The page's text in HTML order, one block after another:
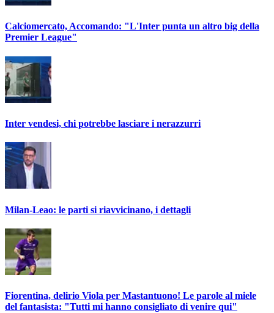
Calciomercato, Accomando: "L'Inter punta un altro big della
Premier League"
Inter vendesi, chi potrebbe lasciare i nerazzurri
Milan-Leao: le parti si riavvicinano, i dettagli
Fiorentina, delirio Viola per Mastantuono! Le parole al miele
del fantasista: "Tutti mi hanno consigliato di venire qui"